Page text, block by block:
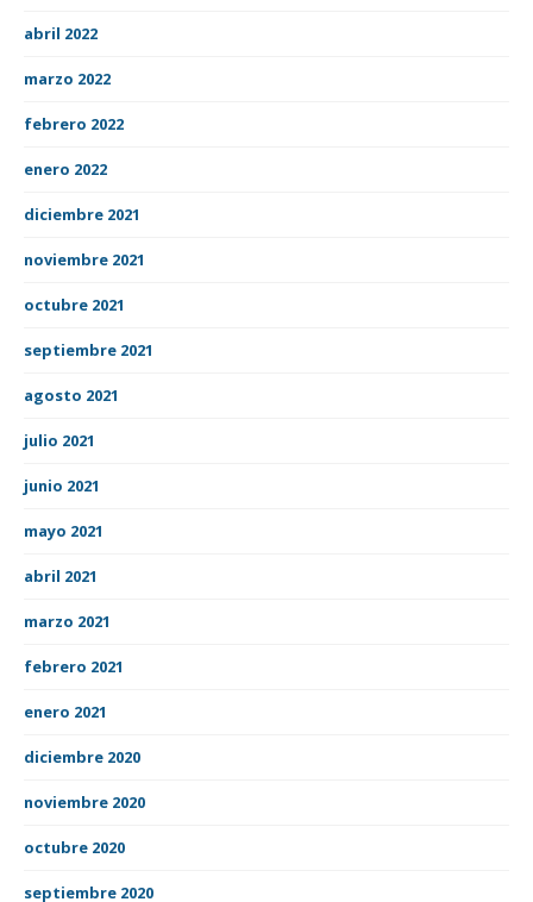
abril 2022
marzo 2022
febrero 2022
enero 2022
diciembre 2021
noviembre 2021
octubre 2021
septiembre 2021
agosto 2021
julio 2021
junio 2021
mayo 2021
abril 2021
marzo 2021
febrero 2021
enero 2021
diciembre 2020
noviembre 2020
octubre 2020
septiembre 2020